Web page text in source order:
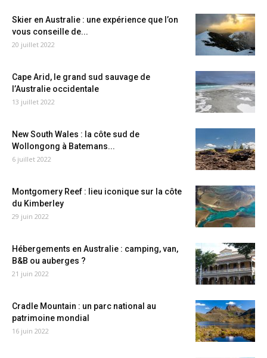
Skier en Australie : une expérience que l’on
vous conseille de...
20 juillet 2022
Cape Arid, le grand sud sauvage de
l’Australie occidentale
13 juillet 2022
New South Wales : la côte sud de
Wollongong à Batemans...
6 juillet 2022
Montgomery Reef : lieu iconique sur la côte
du Kimberley
29 juin 2022
Hébergements en Australie : camping, van,
B&B ou auberges ?
21 juin 2022
Cradle Mountain : un parc national au
patrimoine mondial
16 juin 2022